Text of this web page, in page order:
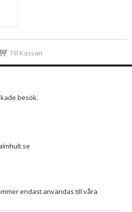
Till Kassan
besök.
endast användas till våra